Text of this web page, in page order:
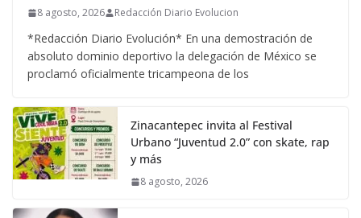
8 agosto, 2026 Redacción Diario Evolucion
*Redacción Diario Evolución* En una demostración de
absoluto dominio deportivo la delegación de México se
proclamó oficialmente tricampeona de los
Zinacantepec invita al Festival
Urbano “Juventud 2.0” con skate, rap
y más
8 agosto, 2026